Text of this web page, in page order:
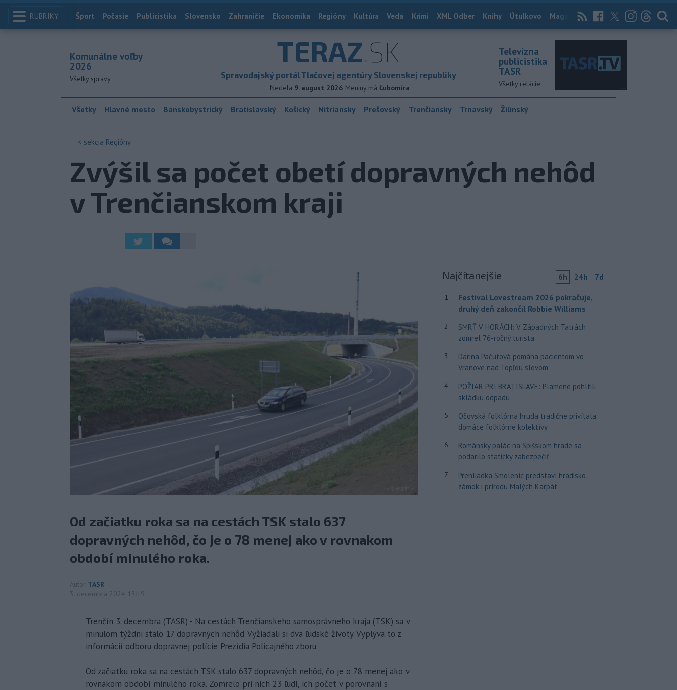
RUBRIKY Index
Šport Počasie Publicistika Slovensko Zahraničie Ekonomika Regióny Kultúra Veda Krimi XML Odber Knihy Útulkovo Magazín News Now Archív
TERAZ.SK
Spravodajský portál Tlačovej agentúry Slovenskej republiky
Nedela 9. august 2026 Meniny má Ľubomíra
Komunálne voľby
2026
Všetky správy
Televízna
publicistika
TASR
Všetky relácie
Všetky Hlavné mesto Banskobystrický Bratislavský Košický Nitriansky Prešovský Trenčiansky Trnavský Žilinský
< sekcia Regióny
Zvýšil sa počet obetí dopravných nehôd
v Trenčianskom kraji
Od začiatku roka sa na cestách TSK stalo 637
dopravných nehôd, čo je o 78 menej ako v rovnakom
období minulého roka.
Autor TASR
3. decembra 2024 13:19
Trenčín 3. decembra (TASR) - Na cestách Trenčianskeho samosprávneho kraja (TSK) sa v
minulom týždni stalo 17 dopravných nehôd. Vyžiadali si dva ľudské životy. Vyplýva to z
informácií odboru dopravnej polície Prezídia Policajného zboru.
Od začiatku roka sa na cestách TSK stalo 637 dopravných nehôd, čo je o 78 menej ako v
rovnakom období minulého roka. Zomrelo pri nich 23 ľudí, ich počet v porovnaní s
Najčítanejšie 6h 24h 7d
1
Festival Lovestream 2026 pokračuje,
druhý deň zakončil Robbie Williams
2
SMRŤ V HORÁCH: V Západných Tatrách
zomrel 76-ročný turista
3
Darina Pačutová pomáha pacientom vo
Vranove nad Topľou slovom
4
POŽIAR PRI BRATISLAVE: Plamene pohltili
skládku odpadu
5
Očovská folklórna hruda tradične privítala
domáce folklórne kolektívy
6
Románsky palác na Spišskom hrade sa
podarilo staticky zabezpečiť
7
Prehliadka Smoleníc predstaví hradisko,
zámok i prírodu Malých Karpát